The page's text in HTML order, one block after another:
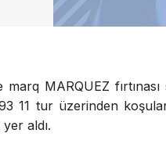
marq MARQUEZ
11 tur üzerinden
aldı.